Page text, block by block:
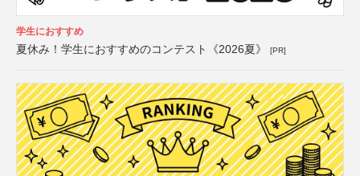
学生におすすめ
夏休み！学生におすすめのコンテスト《2026夏》 [PR]